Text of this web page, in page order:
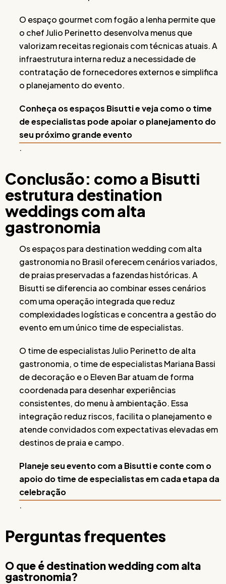
O espaço gourmet com fogão a lenha permite que
o chef Julio Perinetto desenvolva menus que
valorizam receitas regionais com técnicas atuais. A
infraestrutura interna reduz a necessidade de
contratação de fornecedores externos e simplifica
o planejamento do evento.
Conheça os espaços Bisutti e veja como o time
de especialistas pode apoiar o planejamento do
seu próximo grande evento
.
Conclusão: como a Bisutti
estrutura destination
weddings com alta
gastronomia
Os espaços para destination wedding com alta
gastronomia no Brasil oferecem cenários variados,
de praias preservadas a fazendas históricas. A
Bisutti se diferencia ao combinar esses cenários
com uma operação integrada que reduz
complexidades logísticas e concentra a gestão do
evento em um único time de especialistas.
O time de especialistas Julio Perinetto de alta
gastronomia, o time de especialistas Mariana Bassi
de decoração e o Eleven Bar atuam de forma
coordenada para desenhar experiências
consistentes, do menu à ambientação. Essa
integração reduz riscos, facilita o planejamento e
atende convidados com expectativas elevadas em
destinos de praia e campo.
Planeje seu evento com a Bisutti e conte com o
apoio do time de especialistas em cada etapa da
celebração
.
Perguntas frequentes
O que é destination wedding com alta
gastronomia?